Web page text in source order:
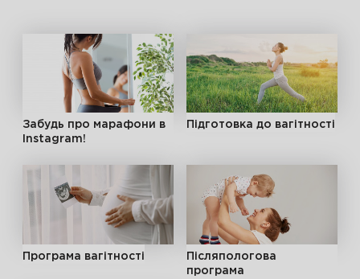
Забудь про марафони в
Instagram!
Підготовка до вагітності
Програма вагітності
Післяпологова
програма